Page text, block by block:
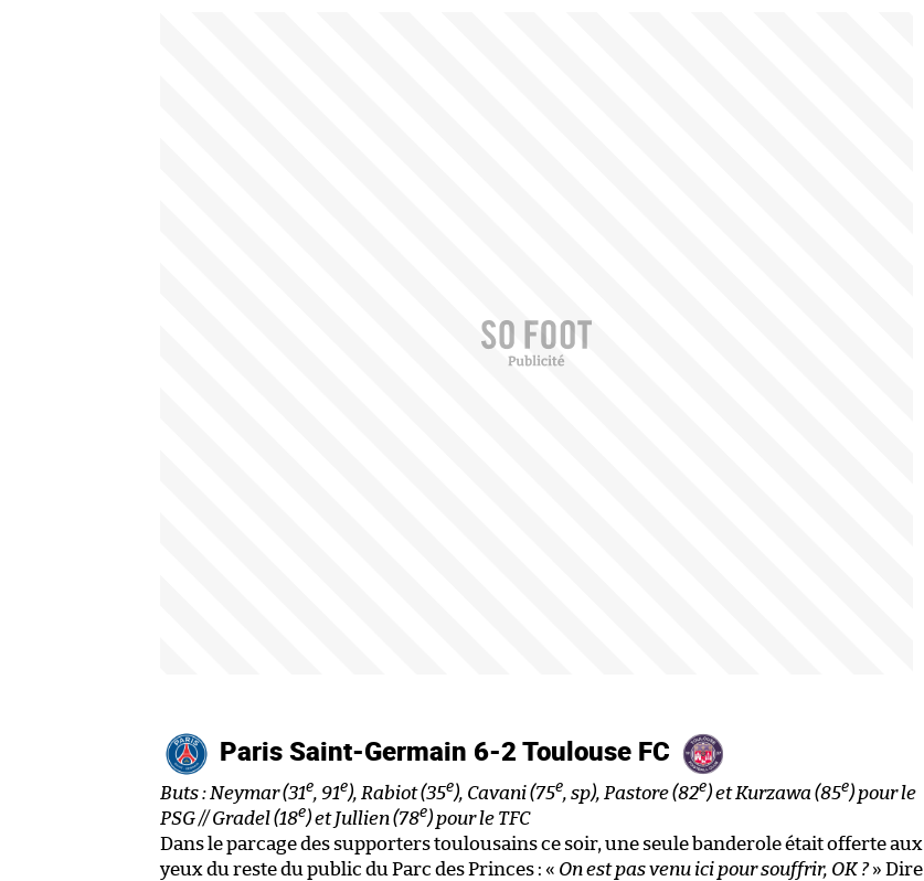
Paris Saint-Germain 6-2 Toulouse FC
Buts : Neymar (31e, 91e), Rabiot (35e), Cavani (75e, sp), Pastore (82e) et Kurzawa (85e) pour le
PSG // Gradel (18e) et Jullien (78e) pour le TFC
Dans le parcage des supporters toulousains ce soir, une seule banderole était offerte aux
yeux du reste du public du Parc des Princes : « On est pas venu ici pour souffrir, OK ?» Dire